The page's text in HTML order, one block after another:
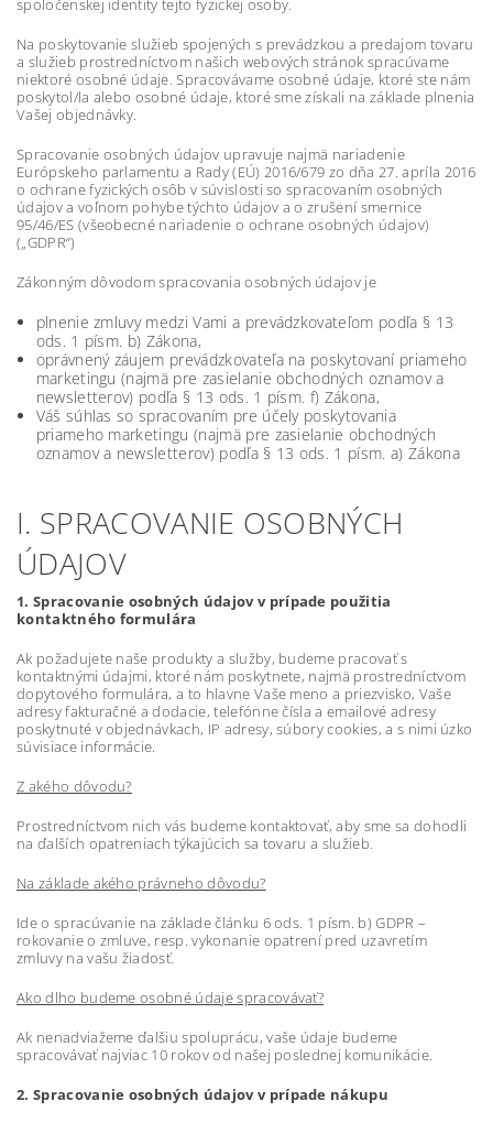
spoločenskej identity tejto fyzickej osoby.
Na poskytovanie služieb spojených s prevádzkou a predajom tovaru
a služieb prostredníctvom našich webových stránok spracúvame
niektoré osobné údaje. Spracovávame osobné údaje, ktoré ste nám
poskytol/la alebo osobné údaje, ktoré sme získali na základe plnenia
Vašej objednávky.
Spracovanie osobných údajov upravuje najmä nariadenie
Európskeho parlamentu a Rady (EÚ) 2016/679 zo dňa 27. apríla 2016
o ochrane fyzických osôb v súvislosti so spracovaním osobných
údajov a voľnom pohybe týchto údajov a o zrušení smernice
95/46/ES (všeobecné nariadenie o ochrane osobných údajov)
(„GDPR“)
Zákonným dôvodom spracovania osobných údajov je
plnenie zmluvy medzi Vami a prevádzkovateľom podľa § 13
ods. 1 písm. b) Zákona,
oprávnený záujem prevádzkovateľa na poskytovaní priameho
marketingu (najmä pre zasielanie obchodných oznamov a
newsletterov) podľa § 13 ods. 1 písm. f) Zákona,
Váš súhlas so spracovaním pre účely poskytovania
priameho marketingu (najmä pre zasielanie obchodných
oznamov a newsletterov) podľa § 13 ods. 1 písm. a) Zákona
I. SPRACOVANIE OSOBNÝCH
ÚDAJOV
1. Spracovanie osobných údajov v prípade použitia
kontaktného formulára
Ak požadujete naše produkty a služby, budeme pracovať s
kontaktnými údajmi, ktoré nám poskytnete, najmä prostredníctvom
dopytového formulára, a to hlavne Vaše meno a priezvisko, Vaše
adresy fakturačné a dodacie, telefónne čísla a emailové adresy
poskytnuté v objednávkach, IP adresy, súbory cookies, a s nimi úzko
súvisiace informácie.
Z akého dôvodu?
Prostredníctvom nich vás budeme kontaktovať, aby sme sa dohodli
na ďalších opatreniach týkajúcich sa tovaru a služieb.
Na základe akého právneho dôvodu?
Ide o spracúvanie na základe článku 6 ods. 1 písm. b) GDPR –
rokovanie o zmluve, resp. vykonanie opatrení pred uzavretím
zmluvy na vašu žiadosť.
Ako dlho budeme osobné údaje spracovávať?
Ak nenadviažeme ďalšiu spoluprácu, vaše údaje budeme
spracovávať najviac 10 rokov od našej poslednej komunikácie.
2. Spracovanie osobných údajov v prípade nákupu